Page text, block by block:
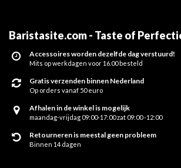
Baristasite.com - Taste of
Accessoires worden dezelfde dag verstuurd!
Mits op werkdagen voor 16.00 besteld
Gratis verzenden binnen Nederland
Op orders vanaf 50 euro
Afhalen in de winkel is mogelijk
maandag-vrijdag 09:00-17:00 zat 09:00 -12:00
Retourneren is meestal geen probleem
Binnen 14 dagen